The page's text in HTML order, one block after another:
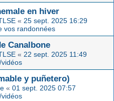
en hiver
« 25 sept. 2025 16:29
vos randonnées
Canalbone
« 22 sept. 2025 11:49
y puñetero)
« 01 sept. 2025 07:57